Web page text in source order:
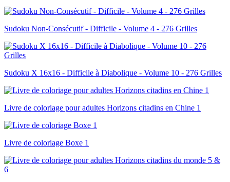
Sudoku Non-Consécutif - Difficile - Volume 4 - 276 Grilles
Sudoku X 16x16 - Difficile à Diabolique - Volume 10 - 276 Grilles
Livre de coloriage pour adultes Horizons citadins en Chine 1
Livre de coloriage Boxe 1